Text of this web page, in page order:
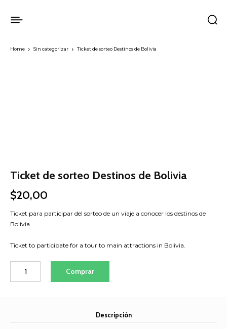
Home Sin categorizar Ticket de sorteo Destinos de Bolivia
Ticket de sorteo Destinos de Bolivia
$20,00
Ticket para participar del sorteo de un viaje a conocer los destinos de
Bolivia.
Ticket to participate for a tour to main attractions in Bolivia.
Comprar
Descripción